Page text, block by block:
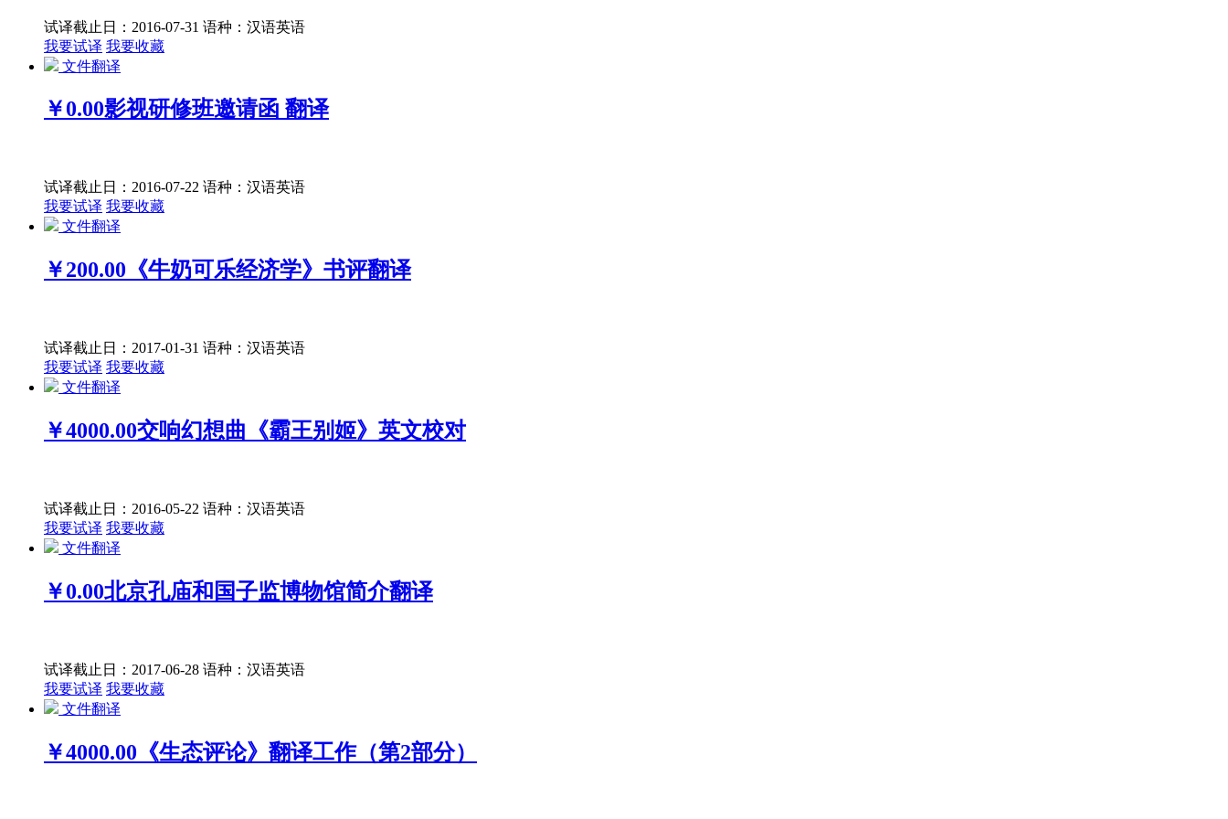
试译截止日：2016-07-31 语种：汉语英语
我要试译 我要收藏
文件翻译
￥0.00影视研修班邀请函 翻译
试译截止日：2016-07-22 语种：汉语英语
我要试译 我要收藏
文件翻译
￥200.00 《牛奶可乐经济学》书评翻译
试译截止日：2017-01-31 语种：汉语英语
我要试译 我要收藏
文件翻译
￥4000.00交响幻想曲《霸王别姬》英文校对
试译截止日：2016-05-22 语种：汉语英语
我要试译 我要收藏
文件翻译
￥0.00北京孔庙和国子监博物馆简介翻译
试译截止日：2017-06-28 语种：汉语英语
我要试译 我要收藏
文件翻译
￥4000.00 《生态评论》翻译工作（第2部分）